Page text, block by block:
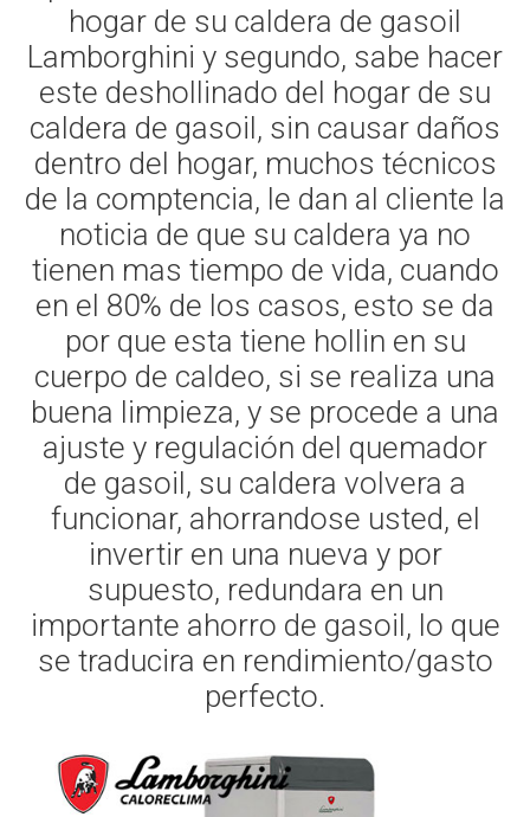
hogar de su caldera de gasoil
Lamborghini y segundo, sabe hacer
este deshollinado del hogar de su
caldera de gasoil, sin causar daños
dentro del hogar, muchos técnicos
de la comptencia, le dan al cliente la
noticia de que su caldera ya no
tienen mas tiempo de vida, cuando
en el 80% de los casos, esto se da
por que esta tiene hollin en su
cuerpo de caldeo, si se realiza una
buena limpieza, y se procede a una
ajuste y regulación del quemador
de gasoil, su caldera volvera a
funcionar, ahorrandose usted, el
invertir en una nueva y por
supuesto, redundara en un
importante ahorro de gasoil, lo que
se traducira en rendimiento/gasto
perfecto.